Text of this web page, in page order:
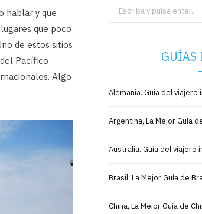
hablar y que
que poco
de estos sitios
Pacífico
Algo
Search
for:
GUÍAS
Alemania. Guía del
Argentina, La Mejor Guía
Australia. Guía del
Brasil, La Mejor Guía de
China, La Mejor Guía de